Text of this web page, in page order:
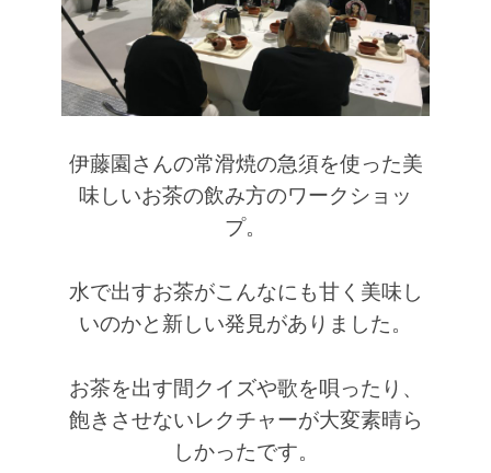
伊藤園さんの常滑焼の急須を使った美
味しいお茶の飲み方のワークショッ
プ。
水で出すお茶がこんなにも甘く美味し
いのかと新しい発見がありました。
お茶を出す間クイズや歌を唄ったり、
飽きさせないレクチャーが大変素晴ら
しかったです。